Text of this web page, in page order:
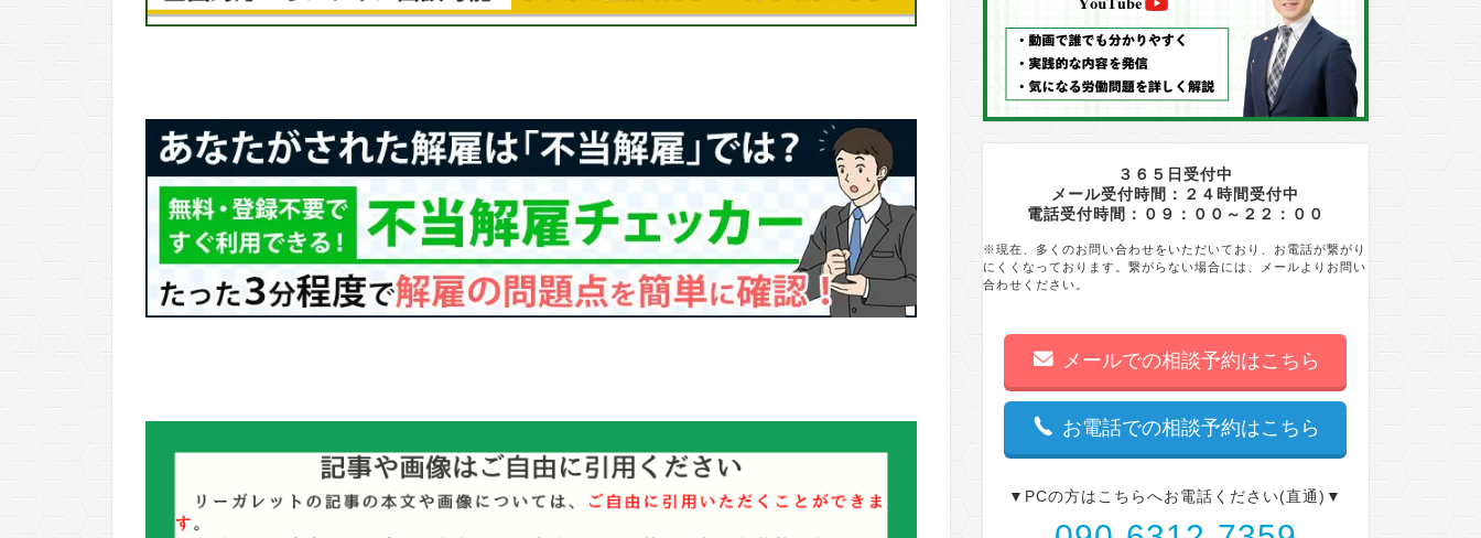
３６５日受付中
メール受付時間：２４時間受付中
電話受付時間：０９：００～２２：００
※現在、多くのお問い合わせをいただいており、お電話が繋がり
にくくなっております。繋がらない場合には、メールよりお問い
合わせください。
メールでの相談予約はこちら
お電話での相談予約はこちら
▼PCの方はこちらへお電話ください(直通)▼